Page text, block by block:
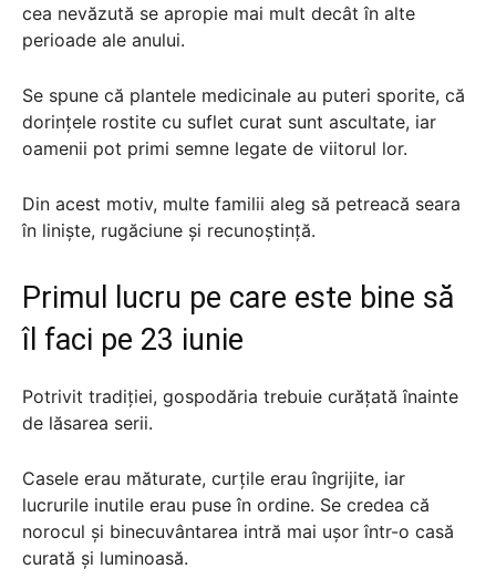
cea nevăzută se apropie mai mult decât în alte
perioade ale anului.
Se spune că plantele medicinale au puteri sporite, că
dorințele rostite cu suflet curat sunt ascultate, iar
oamenii pot primi semne legate de viitorul lor.
Din acest motiv, multe familii aleg să petreacă seara
în liniște, rugăciune și recunoștință.
Primul lucru pe care este bine să
îl faci pe 23 iunie
Potrivit tradiției, gospodăria trebuie curățată înainte
de lăsarea serii.
Casele erau măturate, curțile erau îngrijite, iar
lucrurile inutile erau puse în ordine. Se credea că
norocul și binecuvântarea intră mai ușor într-o casă
curată și luminoasă.